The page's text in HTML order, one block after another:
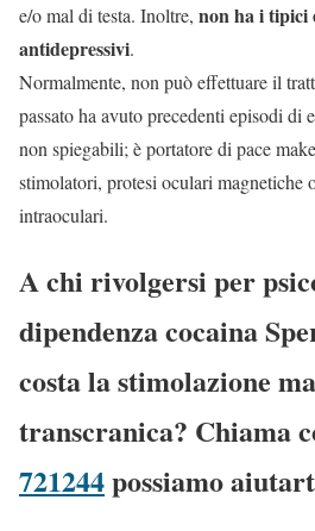
e/o mal di testa. Inoltre, non ha i tipici
antidepressivi.
Normalmente, non può effettuare il
passato ha avuto precedenti episodi di
non spiegabili; è portatore di pace
stimolatori, protesi oculari magnetiche
intraoculari.
A chi rivolgersi per
dipendenza cocaina
costa la stimolazione
transcranica? Chiama
721244possiamo